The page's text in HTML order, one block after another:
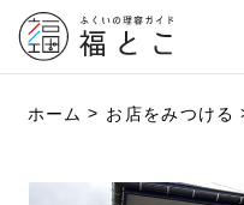
ホーム お店をみつける